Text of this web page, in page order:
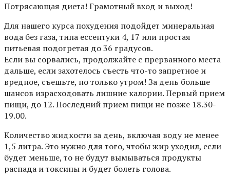
Потрясающая диета! Грамотный вход и выход!
Для нашего курса похудения подойдет минеральная
вода без газа, типа ессентуки 4, 17 или простая
питьевая подогретая до 36 градусов.
Если вы сорвались, продолжайте с прерванного места
дальше, если захотелось съесть что-то запретное и
вредное, съешьте, но только утром! За день больше
шансов израсходовать лишние калории. Первый прием
пищи, до 12. Последний прием пищи не позже 18.30-
19.00.
Количество жидкости за день, включая воду не менее
1,5 литра. Это нужно для того, чтобы жир уходил, если
будет меньше, то не будут вымываться продукты
распада и токсины и будет болеть голова.